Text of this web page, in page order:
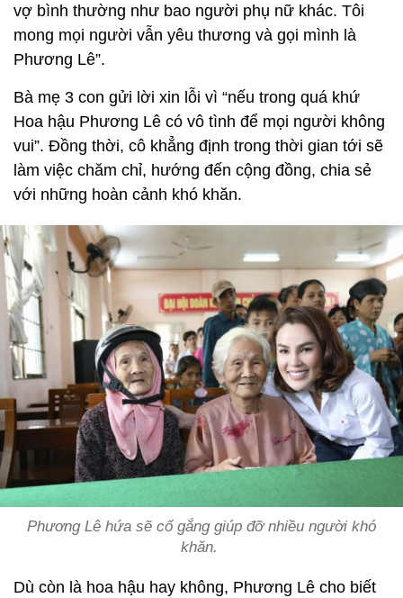
vợ bình thường như bao người phụ nữ khác. Tôi
mong mọi người vẫn yêu thương và gọi mình là
Phương Lê”.
Bà mẹ 3 con gửi lời xin lỗi vì “nếu trong quá khứ
Hoa hậu Phương Lê có vô tình để mọi người không
vui”. Đồng thời, cô khẳng định trong thời gian tới sẽ
làm việc chăm chỉ, hướng đến cộng đồng, chia sẻ
với những hoàn cảnh khó khăn.
Phương Lê hứa sẽ cố gắng giúp đỡ nhiều người khó
khăn.
Dù còn là hoa hậu hay không, Phương Lê cho biết